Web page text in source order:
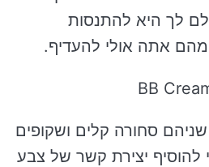
לך היא להתנסות
מהם אתה אולי להעדיף.
פודרה כהה וקרם BB שניהם סחורה קלים ושקופים
להוסיף יצירת קשר של צבע